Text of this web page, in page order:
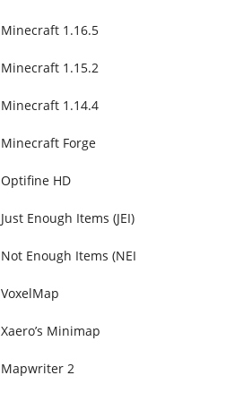
Minecraft 1.16.5
Minecraft 1.15.2
Minecraft 1.14.4
Minecraft Forge
Optifine HD
Just Enough Items (JEI)
Not Enough Items (NEI
VoxelMap
Xaero’s Minimap
Mapwriter 2